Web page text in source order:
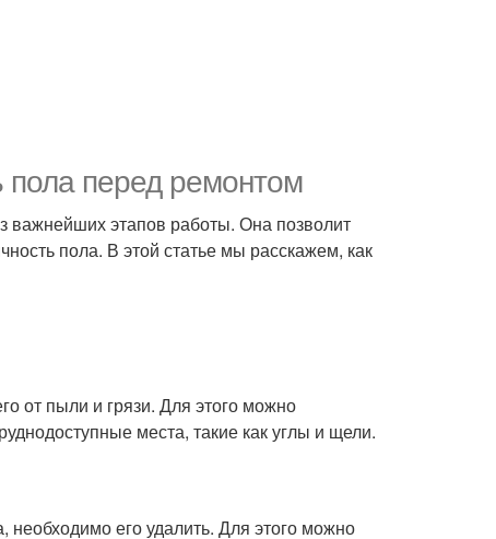
пола перед ремонтом
важнейших этапов работы. Она позволит
пола. В этой статье мы расскажем, как
от пыли и грязи. Для этого можно
места, такие как углы и щели.
необходимо его удалить. Для этого можно